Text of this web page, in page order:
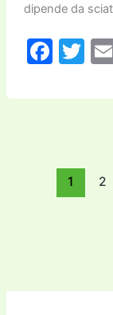
dipende da
F
c
o
T
itt
1 2